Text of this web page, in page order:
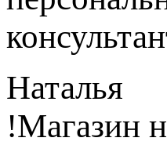
Наталья
!Магазин